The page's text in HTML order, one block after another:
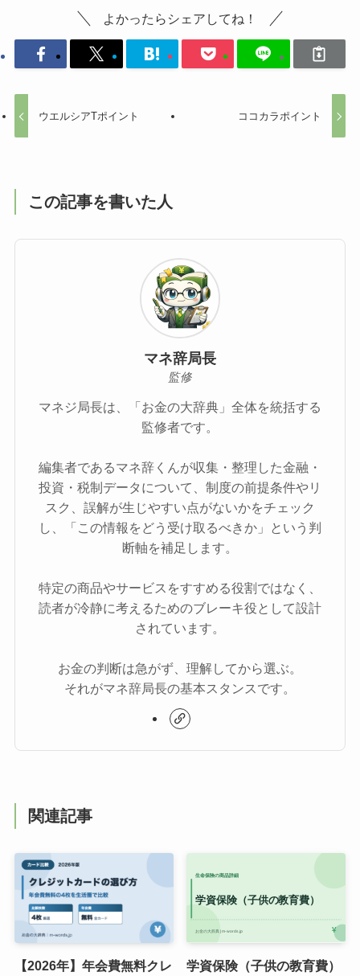
よかったらシェアしてね！
ウエルシアTポイント ココカラポイント
この記事を書いた人
マネ辞局長
監修
マネジ局長は、「お金の大辞典」全体を統括する
監修者です。
編集者であるマネ辞くんが収集・整理した金融・
投資・税制データについて、制度の前提条件やリ
スク、誤解が生じやすい点がないかをチェック
し、「この情報をどう受け取るべきか」という判
断軸を補足します。
特定の商品やサービスをすすめる役割ではなく、
読者が冷静に考えるためのブレーキ役として設計
されています。
お金の判断は急がず、理解してから選ぶ。
それがマネ辞局長の基本スタンスです。
関連記事
【2026年】年会費無料クレ
学資保険（子供の教育費）